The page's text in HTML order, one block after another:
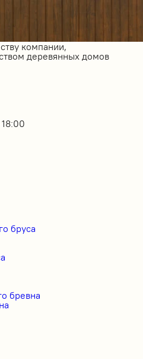
компании,
деревянных домов
бруса
бревна